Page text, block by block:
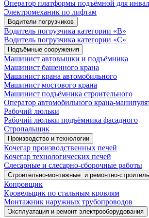
Оператор платформы подъёмной для
Электромеханик по лифтам
Водители погрузчиков
Водитель погрузчика категории «B»
Водитель погрузчика категории «С»
Подъёмные сооружения
Машинист автовышки и подъёмника
Машинист башенного крана
Машинист крана автомобильного
Машинист мостового крана
Машинист подъёмника строительного
Оператор автомобильного крана-
Рабочий люльки
Рабочий люльки подъёмника фасадного
Стропальщик
Производство и технологии
Кочегар производственных печей
Кочегар технологических печей
Слесарные и слесарно-сборочные работы
Строительно-монтажные и ремонтно-
Копровщик
Кровельщик по стальным кровлям
Монтажник наружных трубопроводов
Эксплуатация и ремонт электрооборудования